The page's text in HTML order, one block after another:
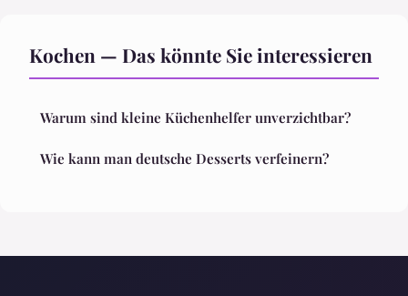
Kochen — Das könnte Sie interessieren
Warum sind kleine Küchenhelfer unverzichtbar?
Wie kann man deutsche Desserts verfeinern?